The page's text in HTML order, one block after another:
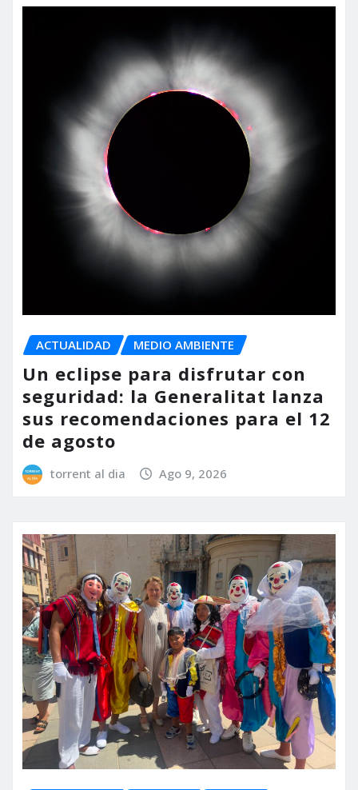
ACTUALIDAD MEDIO AMBIENTE
Un eclipse para disfrutar con
seguridad: la Generalitat lanza
sus recomendaciones para el 12
de agosto
torrent al dia Ago 9, 2026